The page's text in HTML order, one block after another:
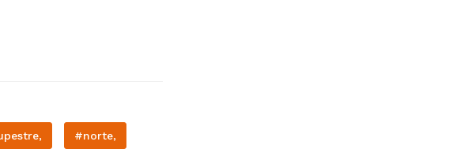
#norte,